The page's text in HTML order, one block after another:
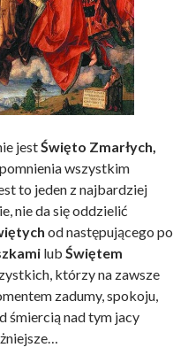
jestŚwięto Zmarłych,
wszystkim
to jeden z najbardziej
nie da się oddzielić
od następującego po
lub Świętem
którzy na zawsze
zadumy, spokoju,
śmiercią nad tym jacy